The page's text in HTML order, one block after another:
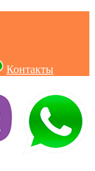
Контакты